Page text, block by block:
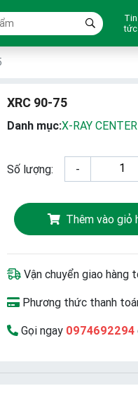
Tin
tức
XRC 90-75
Danh mục:X-RAY CENTER
Số lượng: -
Thêm vào giỏ
Vận chuyển giao hàng
Phương thức thanh
Gọi ngay 0974692294